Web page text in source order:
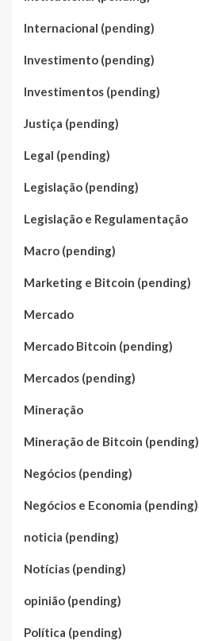
Internacional (pending)
Investimento (pending)
Investimentos (pending)
Justiça (pending)
Legal (pending)
Legislação (pending)
Legislação e Regulamentação
Macro (pending)
Marketing e Bitcoin (pending)
Mercado
Mercado Bitcoin (pending)
Mercados (pending)
Mineração
Mineração de Bitcoin (pending)
Negócios (pending)
Negócios e Economia (pending)
noticia (pending)
Notícias (pending)
opinião (pending)
Política (pending)